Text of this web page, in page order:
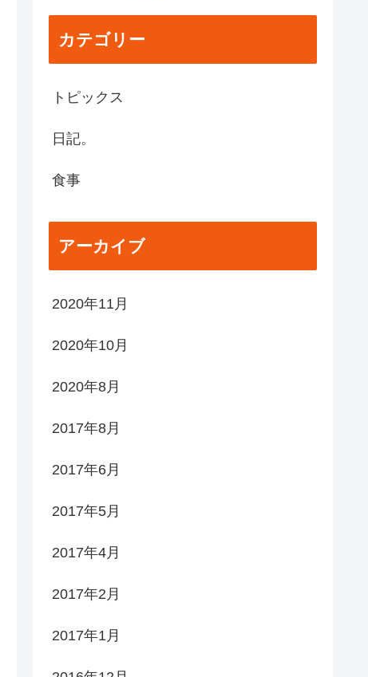
カテゴリー
トピックス
日記。
食事
アーカイブ
2020年11月
2020年10月
2020年8月
2017年8月
2017年6月
2017年5月
2017年4月
2017年2月
2017年1月